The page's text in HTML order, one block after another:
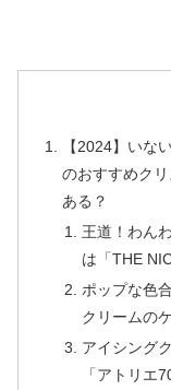
【2024】いな
のおすすめク
ある？
王道！わん
は「THE
ポップな色
クリームの
アイシング
「アトリエ